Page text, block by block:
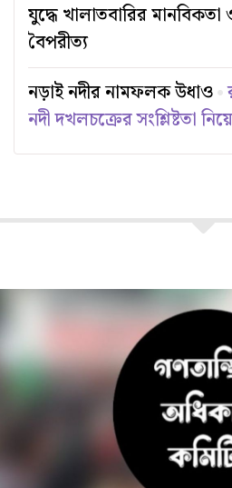
যুদ্ধে খালাতবারির
বৈপরীত্য
নড়াই নদীর নামফলক উধাও
নদী দখলচক্রের সংশ্লিষ্টতা